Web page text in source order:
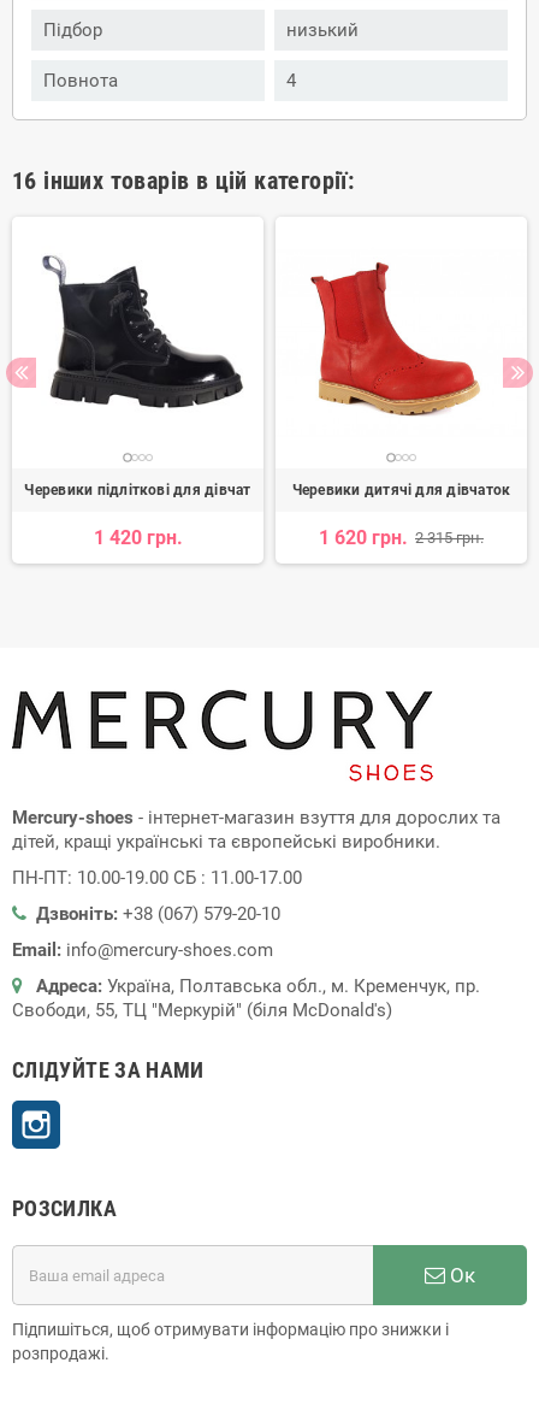
Підбор низький
Повнота 4
16 інших товарів в цій категорії:
Черевики підліткові для дівчат
1 420 грн.
Черевики дитячі для дівчаток
1 620 грн. 2 315 грн.
Mercury-shoes - інтернет-магазин взуття для дорослих та
дітей, кращі українські та європейські виробники.
ПН-ПТ: 10.00-19.00 СБ : 11.00-17.00
Дзвоніть: +38 (067) 579-20-10
Email: info@mercury-shoes.com
Адреса: Україна, Полтавська обл., м. Кременчук, пр.
Свободи, 55, ТЦ "Меркурій" (біля McDonald's)
СЛІДУЙТЕ ЗА НАМИ
РОЗСИЛКА
Ок
Підпишіться, щоб отримувати інформацію про знижки і
розпродажі.